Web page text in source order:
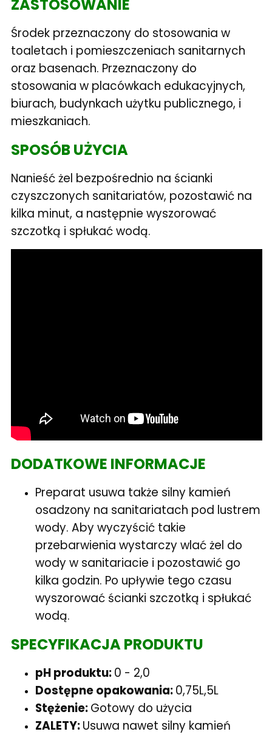
ZASTOSOWANIE
Środek przeznaczony do stosowania w
toaletach i pomieszczeniach sanitarnych
oraz basenach. Przeznaczony do
stosowania w placówkach edukacyjnych,
biurach, budynkach użytku publicznego, i
mieszkaniach.
SPOSÓB UŻYCIA
Nanieść żel bezpośrednio na ścianki
czyszczonych sanitariatów, pozostawić na
kilka minut, a następnie wyszorować
szczotką i spłukać wodą.
DODATKOWE INFORMACJE
Preparat usuwa także silny kamień
osadzony na sanitariatach pod lustrem
wody. Aby wyczyścić takie
przebarwienia wystarczy wlać żel do
wody w sanitariacie i pozostawić go
kilka godzin. Po upływie tego czasu
wyszorować ścianki szczotką i spłukać
wodą.
SPECYFIKACJA PRODUKTU
pH produktu:0 - 2,0
Dostępne opakowania:0,75L,5L
Stężenie:Gotowy do użycia
ZALETY:Usuwa nawet silny kamień